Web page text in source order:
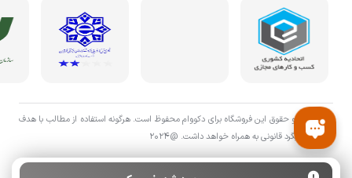
کالا از انبار تنها در صورت ثبت سفارش قبلی از طریق سایت و انتخاب زمان، امکان پذیر
تمامی حق و حقوق اين فروشگاه برای دکووام محفوظ است. هرگونه استفاده از مطالب با هدف
اقتصادی پیگرد قانونی به همراه خواهد داشت. @2024